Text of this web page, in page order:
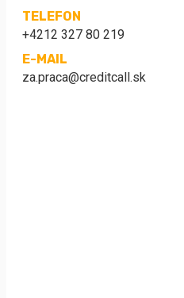
TELEFON
+4212 327 80 219
E-MAIL
za.praca@creditcall.sk